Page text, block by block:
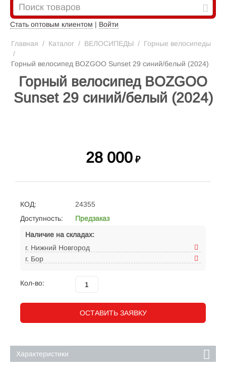
Стать оптовым клиентом | Войти
Главная / Каталог / ВЕЛОСИПЕДЫ / Горные велосипеды
/
Горный велосипед BOZGOO Sunset 29 синий/белый (2024)
Горный велосипед BOZGOO
Sunset 29 синий/белый (2024)
28 000 ₽
КОД:
24355
Доступность:
Предзаказ
Наличие на складах:
г. Нижний Новгород
г. Бор
Кол-во:
ОСТАВИТЬ ЗАЯВКУ
Характеристики